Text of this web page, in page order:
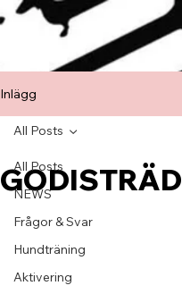
Inlägg
All Posts
NEWS
Frågor & Svar
Hundträning
Aktivering
All Posts
GODISTRÄD